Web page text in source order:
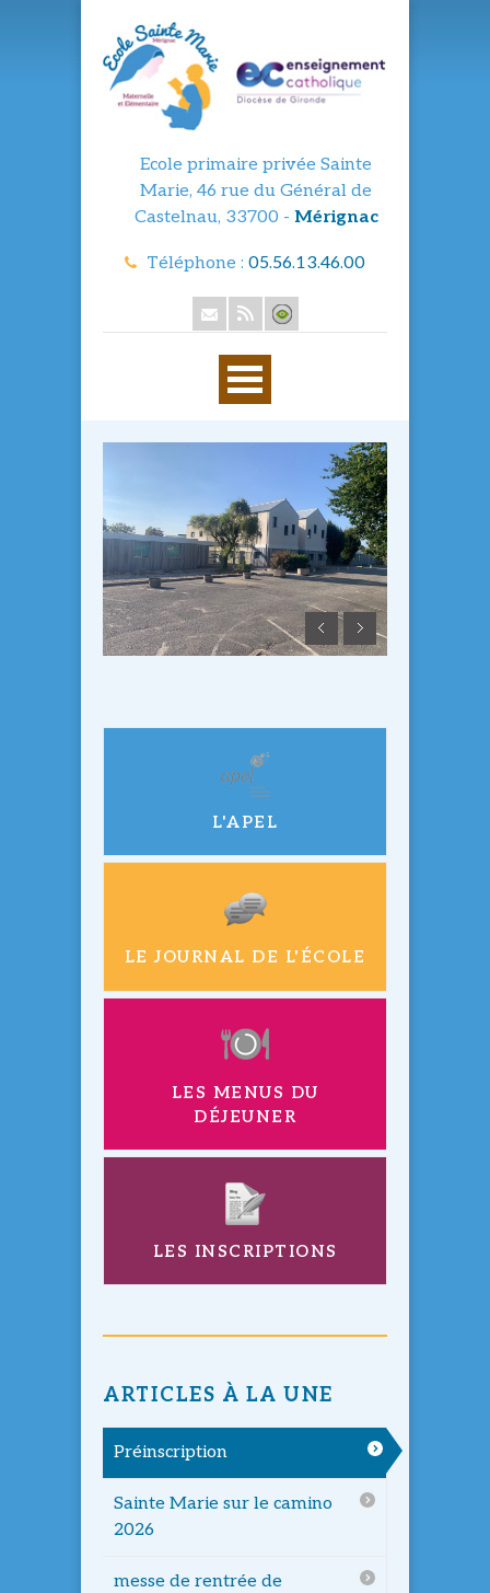
Ecole primaire privée Sainte
Marie, 46 rue du Général de
Castelnau, 33700 - Mérignac
Téléphone : 05.56.13.46.00
L'APEL
LE JOURNAL DE L'ÉCOLE
LES MENUS DU
DÉJEUNER
LES INSCRIPTIONS
ARTICLES À LA UNE
Préinscription
Sainte Marie sur le camino
2026
messe de rentrée de